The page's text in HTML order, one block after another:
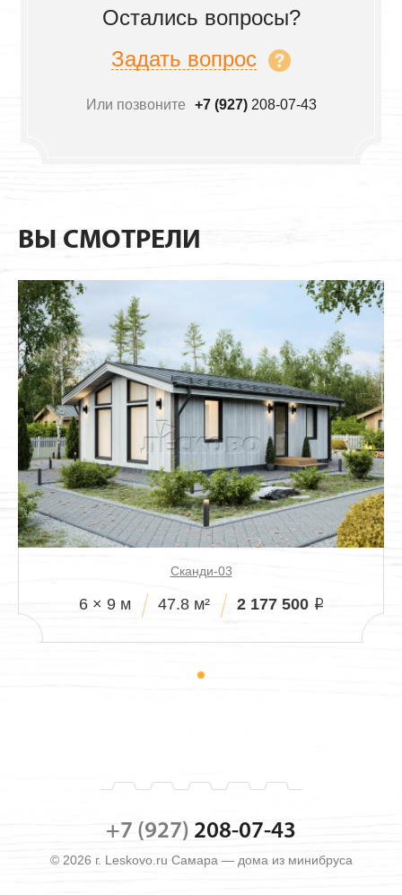
Остались вопросы?
Задать вопрос
Или позвоните +7 (927)208-07-43
ВЫ СМОТРЕЛИ
Сканди-03
6 × 9 м 47.8 м² 2 177 500 i
+7 (927) 208-07-43
© 2026 г. Leskovo.ru Самара — дома из минибруса